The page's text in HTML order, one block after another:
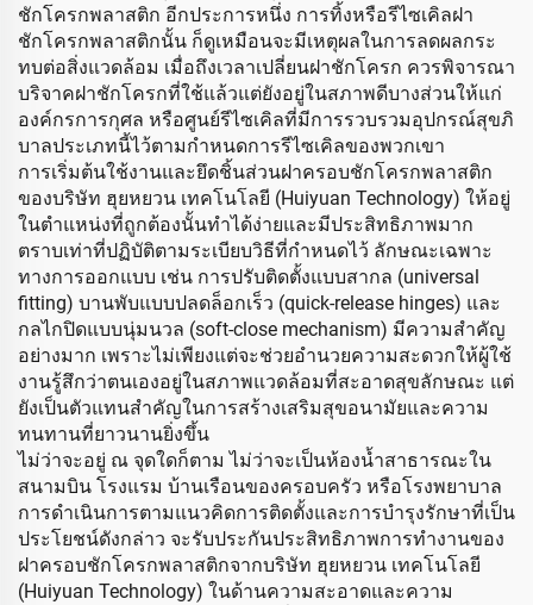
ชักโครกพลาสติก อีกประการหนึ่ง การทิ้งหรือรีไซเคิลฝา
ชักโครกพลาสติกนั้น ก็ดูเหมือนจะมีเหตุผลในการลดผลกระ
ทบต่อสิ่งแวดล้อม เมื่อถึงเวลาเปลี่ยนฝาชักโครก ควรพิจารณา
บริจาคฝาชักโครกที่ใช้แล้วแต่ยังอยู่ในสภาพดีบางส่วนให้แก่
องค์กรการกุศล หรือศูนย์รีไซเคิลที่มีการรวบรวมอุปกรณ์สุขภิ
บาลประเภทนี้ไว้ตามกำหนดการรีไซเคิลของพวกเขา
การเริ่มต้นใช้งานและยึดชิ้นส่วนฝาครอบชักโครกพลาสติก
ของบริษัท ฮุยหยวน เทคโนโลยี (Huiyuan Technology) ให้อยู่
ในตำแหน่งที่ถูกต้องนั้นทำได้ง่ายและมีประสิทธิภาพมาก
ตราบเท่าที่ปฏิบัติตามระเบียบวิธีที่กำหนดไว้ ลักษณะเฉพาะ
ทางการออกแบบ เช่น การปรับติดตั้งแบบสากล (universal
fitting) บานพับแบบปลดล็อกเร็ว (quick-release hinges) และ
กลไกปิดแบบนุ่มนวล (soft-close mechanism) มีความสำคัญ
อย่างมาก เพราะไม่เพียงแต่จะช่วยอำนวยความสะดวกให้ผู้ใช้
งานรู้สึกว่าตนเองอยู่ในสภาพแวดล้อมที่สะอาดสุขลักษณะ แต่
ยังเป็นตัวแทนสำคัญในการสร้างเสริมสุขอนามัยและความ
ทนทานที่ยาวนานยิ่งขึ้น
ไม่ว่าจะอยู่ ณ จุดใดก็ตาม ไม่ว่าจะเป็นห้องน้ำสาธารณะใน
สนามบิน โรงแรม บ้านเรือนของครอบครัว หรือโรงพยาบาล
การดำเนินการตามแนวคิดการติดตั้งและการบำรุงรักษาที่เป็น
ประโยชน์ดังกล่าว จะรับประกันประสิทธิภาพการทำงานของ
ฝาครอบชักโครกพลาสติกจากบริษัท ฮุยหยวน เทคโนโลยี
(Huiyuan Technology) ในด้านความสะอาดและความ